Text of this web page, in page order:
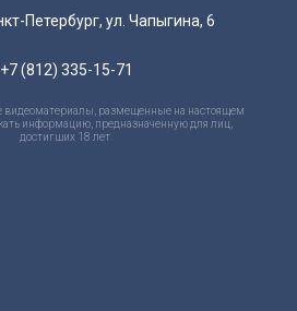
Петербург, ул. Чапыгина, 6
+7 (812) 335-15-71
видеоматериалы, размещенные на настоящем
информацию, предназначенную для лиц,
достигших 18 лет.